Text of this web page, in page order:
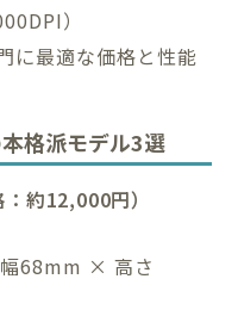
）
に最適な価格と性能
格派モデル3選
約12,000円）
68mm × 高さ